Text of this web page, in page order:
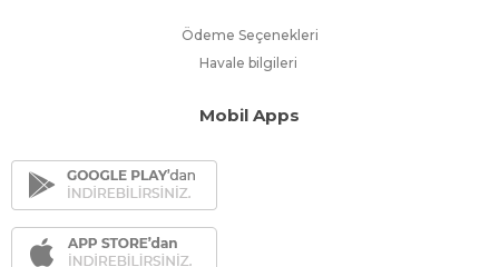
Ödeme Seçenekleri
Havale bilgileri
Mobil Apps